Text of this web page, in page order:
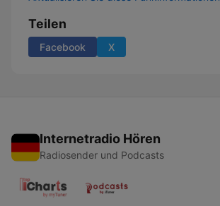
Teilen
Facebook X
Internetradio Hören
Radiosender und Podcasts